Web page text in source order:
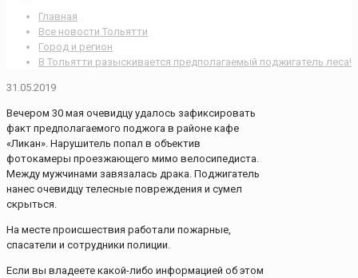
Главная
Все новости Тольятти
Город и регион
В Тольятти разыскивается предполагаемый поджигатель леса!
31.05.2019
Вечером 30 мая очевидцу удалось зафиксировать
факт предполагаемого поджога в районе кафе
«Ликан». Нарушитель попал в объектив
фотокамеры проезжающего мимо велосипедиста.
Между мужчинами завязалась драка. Поджигатель
нанес очевидцу телесные повреждения и сумел
скрыться.
На месте происшествия работали пожарные,
спасатели и сотрудники полиции.
Если вы владеете какой-либо информацией об этом